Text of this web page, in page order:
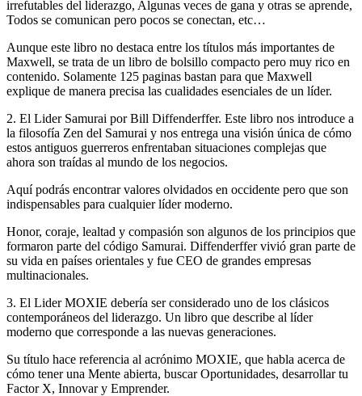
irrefutables del liderazgo, Algunas veces de gana y otras se aprende,
Todos se comunican pero pocos se conectan, etc…
Aunque este libro no destaca entre los títulos más importantes de
Maxwell, se trata de un libro de bolsillo compacto pero muy rico en
contenido. Solamente 125 paginas bastan para que Maxwell
explique de manera precisa las cualidades esenciales de un líder.
2. El Lider Samurai por Bill Diffenderffer. Este libro nos introduce a
la filosofía Zen del Samurai y nos entrega una visión única de cómo
estos antiguos guerreros enfrentaban situaciones complejas que
ahora son traídas al mundo de los negocios.
Aquí podrás encontrar valores olvidados en occidente pero que son
indispensables para cualquier líder moderno.
Honor, coraje, lealtad y compasión son algunos de los principios que
formaron parte del código Samurai. Diffenderffer vivió gran parte de
su vida en países orientales y fue CEO de grandes empresas
multinacionales.
3. El Lider MOXIE debería ser considerado uno de los clásicos
contemporáneos del liderazgo. Un libro que describe al líder
moderno que corresponde a las nuevas generaciones.
Su título hace referencia al acrónimo MOXIE, que habla acerca de
cómo tener una Mente abierta, buscar Oportunidades, desarrollar tu
Factor X, Innovar y Emprender.